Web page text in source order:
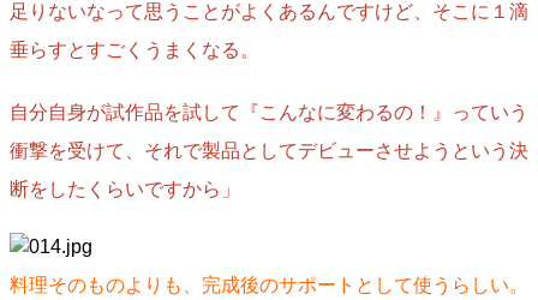
足りないなって思うことがよくあるんですけど、そこに１滴
垂らすとすごくうまくなる。
自分自身が試作品を試して『こんなに変わるの！』っていう
衝撃を受けて、それで製品としてデビューさせようという決
断をしたくらいですから」
料理そのものよりも、完成後のサポートとして使うらしい。